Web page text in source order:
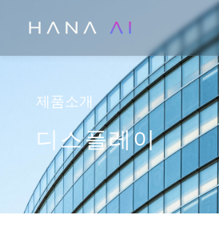
츠
제품소개
디스플레이